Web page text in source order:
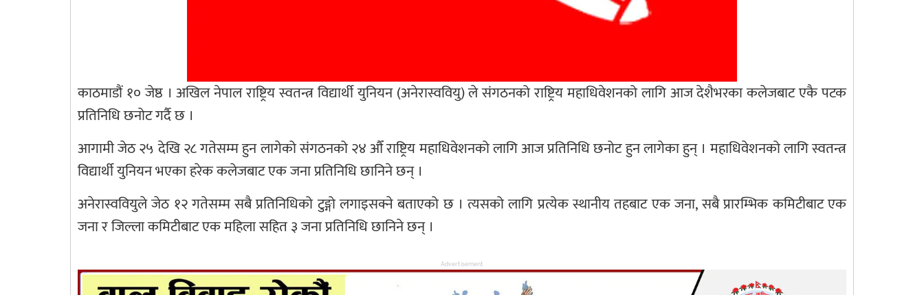
काठमाडौं १० जेष्ठ । अखिल नेपाल राष्ट्रिय स्वतन्त्र विद्यार्थी युनियन (अनेरास्ववियु) ले संगठनको राष्ट्रिय महाधिवेशनको लागि आज देशैभरका कलेजबाट एकै पटक
प्रतिनिधि छनोट गर्दै छ ।
आगामी जेठ २५ देखि २८ गतेसम्म हुन लागेको संगठनको २४ औँ राष्ट्रिय महाधिवेशनको लागि आज प्रतिनिधि छनोट हुन लागेका हुन् । महाधिवेशनको लागि स्वतन्त्र
विद्यार्थी युनियन भएका हरेक कलेजबाट एक जना प्रतिनिधि छानिने छन् ।
अनेरास्ववियुले जेठ १२ गतेसम्म सबै प्रतिनिधिको टुङ्गो लगाइसक्ने बताएको छ । त्यसको लागि प्रत्येक स्थानीय तहबाट एक जना, सबै प्रारम्भिक कमिटीबाट एक
जना र जिल्ला कमिटीबाट एक महिला सहित ३ जना प्रतिनिधि छानिने छन् ।
Advertisement